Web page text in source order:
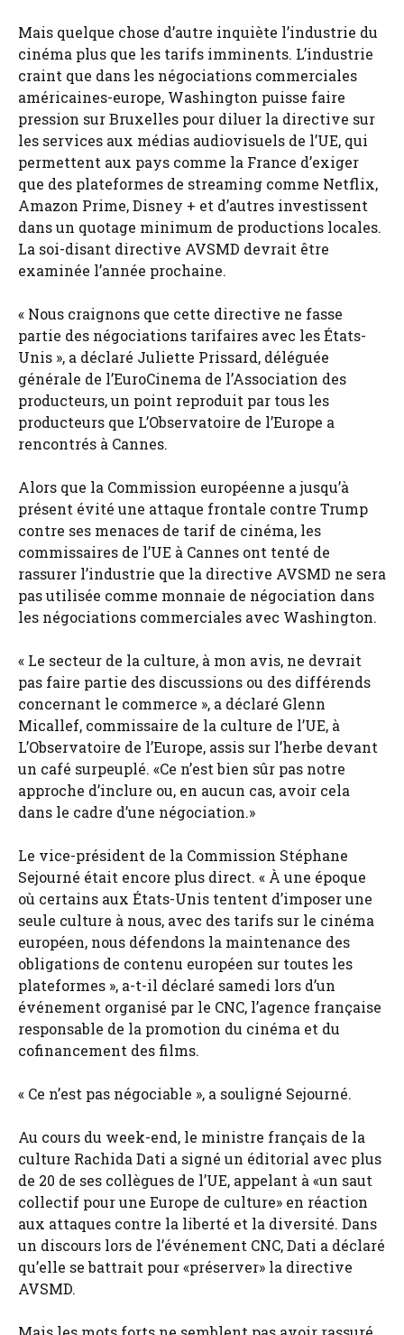
Mais quelque chose d’autre inquiète l’industrie du
cinéma plus que les tarifs imminents. L’industrie
craint que dans les négociations commerciales
américaines-europe, Washington puisse faire
pression sur Bruxelles pour diluer la directive sur
les services aux médias audiovisuels de l’UE, qui
permettent aux pays comme la France d’exiger
que des plateformes de streaming comme Netflix,
Amazon Prime, Disney + et d’autres investissent
dans un quotage minimum de productions locales.
La soi-disant directive AVSMD devrait être
examinée l’année prochaine.
« Nous craignons que cette directive ne fasse
partie des négociations tarifaires avec les États-
Unis », a déclaré Juliette Prissard, déléguée
générale de l’EuroCinema de l’Association des
producteurs, un point reproduit par tous les
producteurs que L’Observatoire de l’Europe a
rencontrés à Cannes.
Alors que la Commission européenne a jusqu’à
présent évité une attaque frontale contre Trump
contre ses menaces de tarif de cinéma, les
commissaires de l’UE à Cannes ont tenté de
rassurer l’industrie que la directive AVSMD ne sera
pas utilisée comme monnaie de négociation dans
les négociations commerciales avec Washington.
« Le secteur de la culture, à mon avis, ne devrait
pas faire partie des discussions ou des différends
concernant le commerce », a déclaré Glenn
Micallef, commissaire de la culture de l’UE, à
L’Observatoire de l’Europe, assis sur l’herbe devant
un café surpeuplé. «Ce n’est bien sûr pas notre
approche d’inclure ou, en aucun cas, avoir cela
dans le cadre d’une négociation.»
Le vice-président de la Commission Stéphane
Sejourné était encore plus direct. « À une époque
où certains aux États-Unis tentent d’imposer une
seule culture à nous, avec des tarifs sur le cinéma
européen, nous défendons la maintenance des
obligations de contenu européen sur toutes les
plateformes », a-t-il déclaré samedi lors d’un
événement organisé par le CNC, l’agence française
responsable de la promotion du cinéma et du
cofinancement des films.
« Ce n’est pas négociable », a souligné Sejourné.
Au cours du week-end, le ministre français de la
culture Rachida Dati a signé un éditorial avec plus
de 20 de ses collègues de l’UE, appelant à «un saut
collectif pour une Europe de culture» en réaction
aux attaques contre la liberté et la diversité. Dans
un discours lors de l’événement CNC, Dati a déclaré
qu’elle se battrait pour «préserver» la directive
AVSMD.